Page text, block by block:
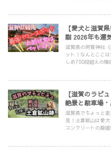
【愛犬と滋賀
詣 2026年も運
滋賀県の阿賀神社
ット！なんとここ
しめ700段超えの
【滋賀のラピ
絶景と駐車場
滋賀県でちょっと
見！土倉鉱山は愛
コンクリートの廃